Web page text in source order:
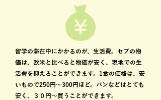
留学の滞在中にかかるのが、生活費。セブの物
価は、欧米と比べると物価が安く、現地での生
活費を抑えることができます。1食の価格は、安
いもので250円～300円ほど。パンなどはとても
安く、３０円～買うことができます。